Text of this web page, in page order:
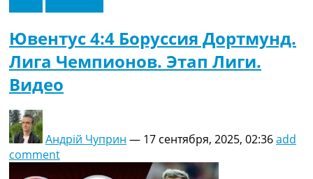
Ювентус 4:4 Боруссия Дортмунд.
Лига Чемпионов. Этап Лиги.
Видео
Андрій Чуприн — 17 сентября, 2025, 02:36add
comment